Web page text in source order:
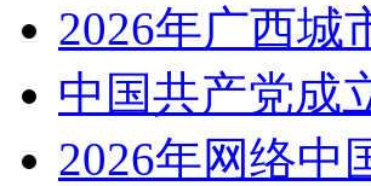
2026年广西城
中国共产党成
2026年网络中